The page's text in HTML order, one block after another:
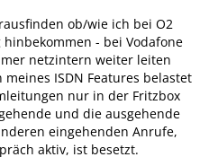
ob/wie ich bei O2
- bei Vodafone
netzintern weiter leiten
ISDN Features belastet
nur in der Fritzbox
und die ausgehende
eingehenden Anrufe,
aktiv, ist besetzt.